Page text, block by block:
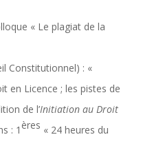
« Le plagiat de la
Constitutionnel) : «
en Licence ; les pistes de
de l’Initiation au Droit
: 1 ères « 24 heures du